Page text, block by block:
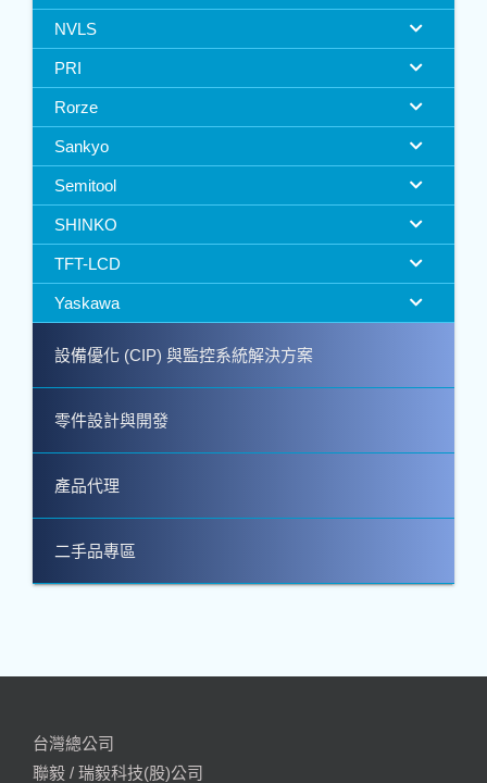
NVLS
PRI
Rorze
Sankyo
Semitool
SHINKO
TFT-LCD
Yaskawa
設備優化 (CIP) 與監控系統解決方案
零件設計與開發
產品代理
二手品專區
台灣總公司
聯毅 / 瑞毅科技(股)公司